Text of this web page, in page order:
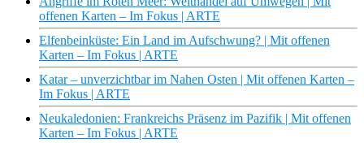
offenen Karten – Im Fokus | ARTE
Elfenbeinküste: Ein Land im Aufschwung? | Mit offenen
Karten – Im Fokus | ARTE
Katar – unverzichtbar im Nahen Osten | Mit offenen Karten –
Im Fokus | ARTE
Neukaledonien: Frankreichs Präsenz im Pazifik | Mit offenen
Karten – Im Fokus | ARTE